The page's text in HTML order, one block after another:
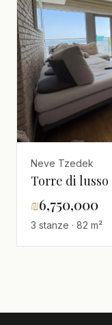
Neve Tzedek
Torre di lusso
₪6,750,000
3 stanze · 82 m²